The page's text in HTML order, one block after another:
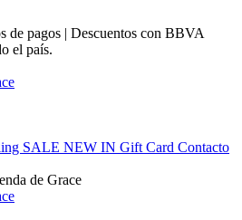
de pagos | Descuentos con BBVA
el país.
SALE NEW IN Gift Card Contacto